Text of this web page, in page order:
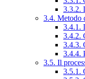
3.3.2.
3.4. Metodo
3.4.1.
3.4.2.
3.4.3.
3.4.4.
3.5. Il
3.5.1.